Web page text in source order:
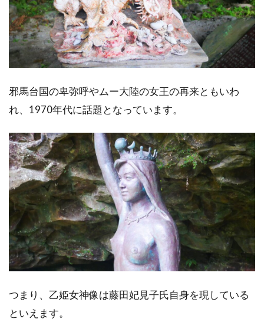
邪馬台国の卑弥呼やムー大陸の女王の再来ともいわ
れ、1970年代に話題となっています。
つまり、乙姫女神像は藤田妃見子氏自身を現している
といえます。